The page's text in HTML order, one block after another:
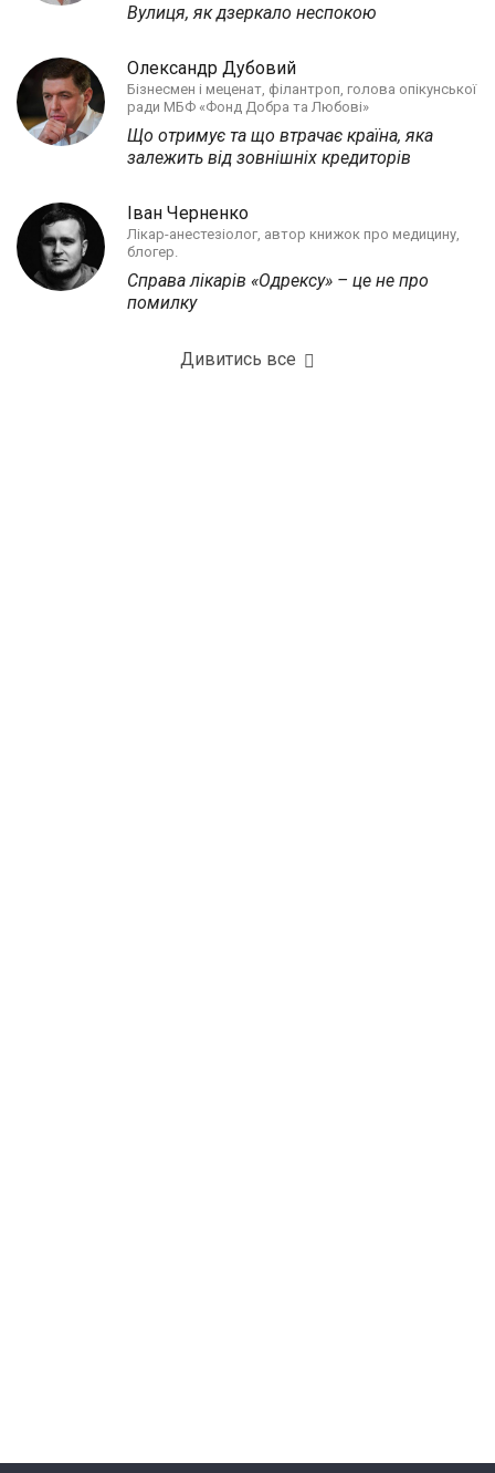
Вулиця, як дзеркало неспокою
Олександр Дубовий
Бізнесмен і меценат, філантроп, голова опікунської
ради МБФ «Фонд Добра та Любові»
Що отримує та що втрачає країна, яка
залежить від зовнішніх кредиторів
Іван Черненко
Лікар-анестезіолог, автор книжок про медицину,
блогер.
Справа лікарів «Одрексу» – це не про
помилку
Дивитись все